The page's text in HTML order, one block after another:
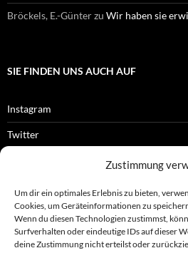
Zustimmung
Um dir ein optimales Erlebnis zu bieten,
Cookies, um Geräteinformationen zu
Wenn du diesen Technologien zustimmst,
Surfverhalten oder eindeutige IDs auf dieser
deine Zustimmung nicht erteilst oder
Bröckels, E.-Günterzu Wir haben sie
SIE FINDEN UNS AUCH AUF
Instagram
Twitter
OFFIZIELLES